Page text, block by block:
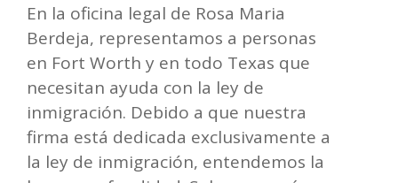
En la oficina legal de Rosa Maria
Berdeja, representamos a personas
en Fort Worth y en todo Texas que
necesitan ayuda con la ley de
inmigración. Debido a que nuestra
firma está dedicada exclusivamente a
la ley de inmigración, entendemos la